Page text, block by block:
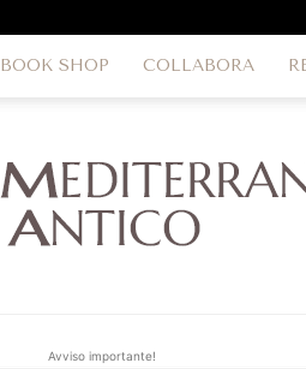
BOOK SHOP COLLABORA
Avviso importante!